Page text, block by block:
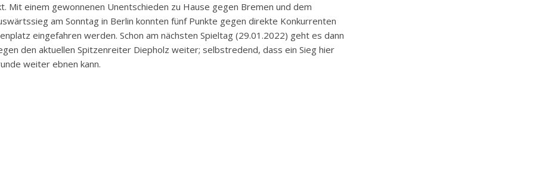
Mit einem gewonnenen Unentschieden zu Hause gegen Bremen und dem
am Sonntag in Berlin konnten fünf Punkte gegen direkte Konkurrenten
eingefahren werden. Schon am nächsten Spieltag (29.01.2022) geht es dann
den aktuellen Spitzenreiter Diepholz weiter; selbstredend, dass ein Sieg hier
weiter ebnen kann.